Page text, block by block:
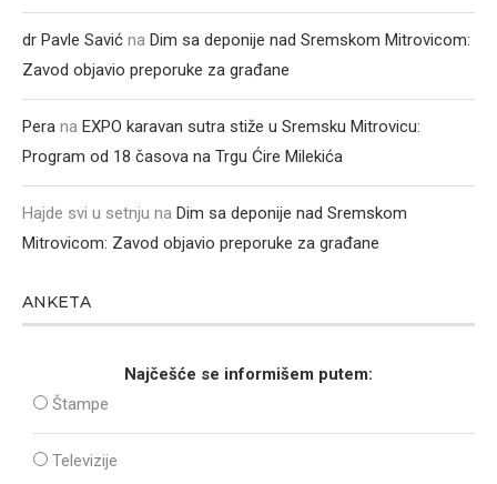
dr Pavle Savić na Dim sa deponije nad Sremskom Mitrovicom:
Zavod objavio preporuke za građane
Pera na EXPO karavan sutra stiže u Sremsku Mitrovicu:
Program od 18 časova na Trgu Ćire Milekića
Hajde svi u setnju na Dim sa deponije nad Sremskom
Mitrovicom: Zavod objavio preporuke za građane
ANKETA
Najčešće se informišem putem:
Štampe
Televizije